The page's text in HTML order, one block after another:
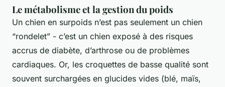
Le métabolisme et la gestion du poids
Un chien en surpoids n’est pas seulement un chien
“rondelet” - c’est un chien exposé à des risques
accrus de diabète, d’arthrose ou de problèmes
cardiaques. Or, les croquettes de basse qualité sont
souvent surchargées en glucides vides (blé, maïs,